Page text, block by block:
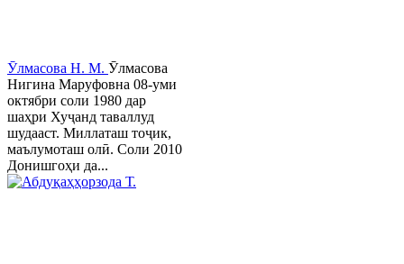
Ӯлмасова Н. М. Ӯлмасова
Нигина Маруфовна 08-уми
октябри соли 1980 дар
шаҳри Хуҷанд таваллуд
шудааст. Миллаташ тоҷик,
маълумоташ олӣ. Соли 2010
Донишгоҳи да...